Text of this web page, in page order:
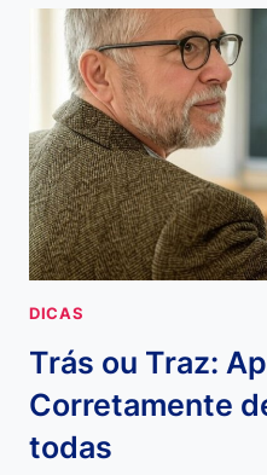
TIRE
SUAS
DÚVIDAS
COM
ESTE
GUIA
DEFINITIVO
DICAS
Trás ou Traz:
Corretamente
todas